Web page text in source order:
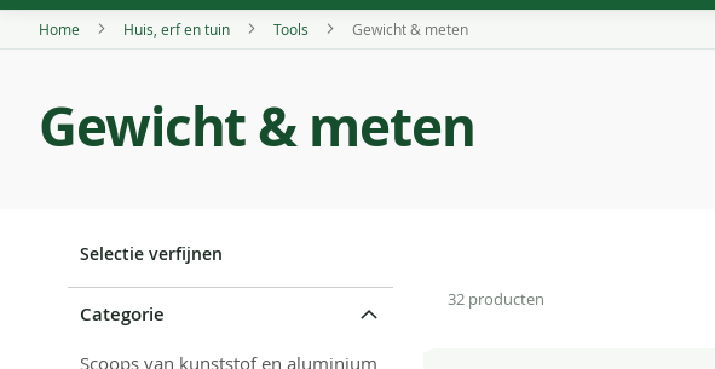
Home Huis, erf en tuin Tools Gewicht & meten
Gewicht & meten
32producten
Selectie verfijnen
Categorie
Scoops van kunststof en aluminium